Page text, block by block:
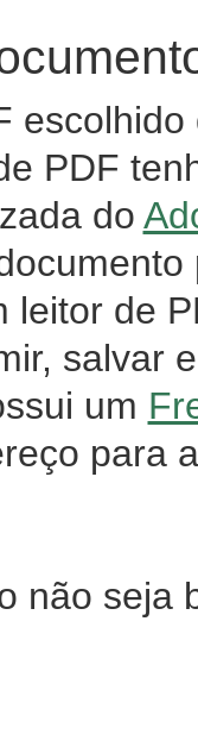
PDF
do
leitor de
salvar
um
para
não seja